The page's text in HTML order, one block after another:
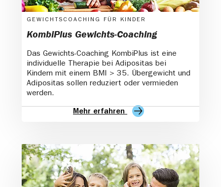
GEWICHTSCOACHING FÜR KINDER
KombiPlus Gewichts-Coaching
Das Gewichts-Coaching KombiPlus ist eine
individuelle Therapie bei Adipositas bei
Kindern mit einem BMI > 35. Übergewicht und
Adipositas sollen reduziert oder vermieden
werden.
Mehr erfahren